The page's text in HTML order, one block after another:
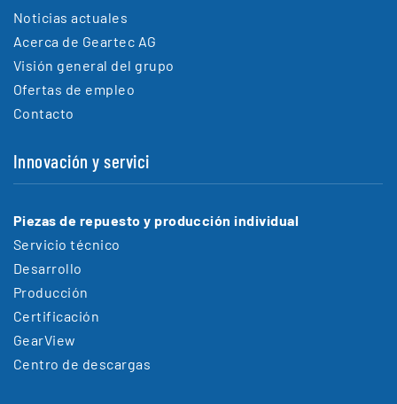
Noticias actuales
Acerca de Geartec AG
Visión general del grupo
Ofertas de empleo
Contacto
Innovación y servici
Piezas de repuesto y producción individual
Servicio técnico
Desarrollo
Producción
Certificación
GearView
Centro de descargas